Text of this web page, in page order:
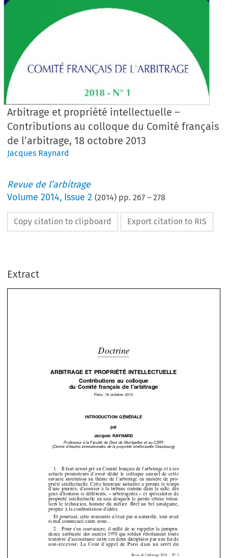
Arbitrage et propriété intellectuelle –
Contributions au colloque du Comité français
de l’arbitrage, 18 octobre 2013
Jacques Raynard
Revue de l’arbitrage
Volume2014, Issue 2 (2014) pp.267 –278
Copy citation to clipboard Export citation to RIS
Extract
      

  





   
   
 



          
      
           


        
            
       
          
                      


      


             
    
       


   
              


            


        
          
Contributions au colloque
Comité français de l’arbitrage
Paris, 18 octobre 2013
INTRODUCTION GÉNÉRALE
par
Jacques RAYNARD
Professeur à la Faculté de Droit de Montpellier et au CEIPI
(Centre d’études internationales de la propriété intellectuelle-Strasbourg)
Il faut savoir gré au Comité français de l’arbitrage et à ses
actuels promoteurs d’avoir dédié le colloque annuel de cette
savante institution au thème de l’arbitrage en matière de pro-
priété intellectuelle. Cette heureuse initiative a permis, le temps
d’une journée, d’associer à la tribune comme dans la salle, des
gens d’horizon si différent s, « arbitragistes » et spécialistes de
propriété intellectuelle au sein desquels le juriste côtoie volon-
tiers le technicien, homme du mé
propice à la confrontation d’idées.
Et pourtant, cette rencontre
si mal
commencé entre nous...
2.
Pour s’en convaincre, il suffit de se rappeler la jurispru-
dence ambiante des années 1970 qui sold ait résolu ment toute
ces
Paris dans un arrêt